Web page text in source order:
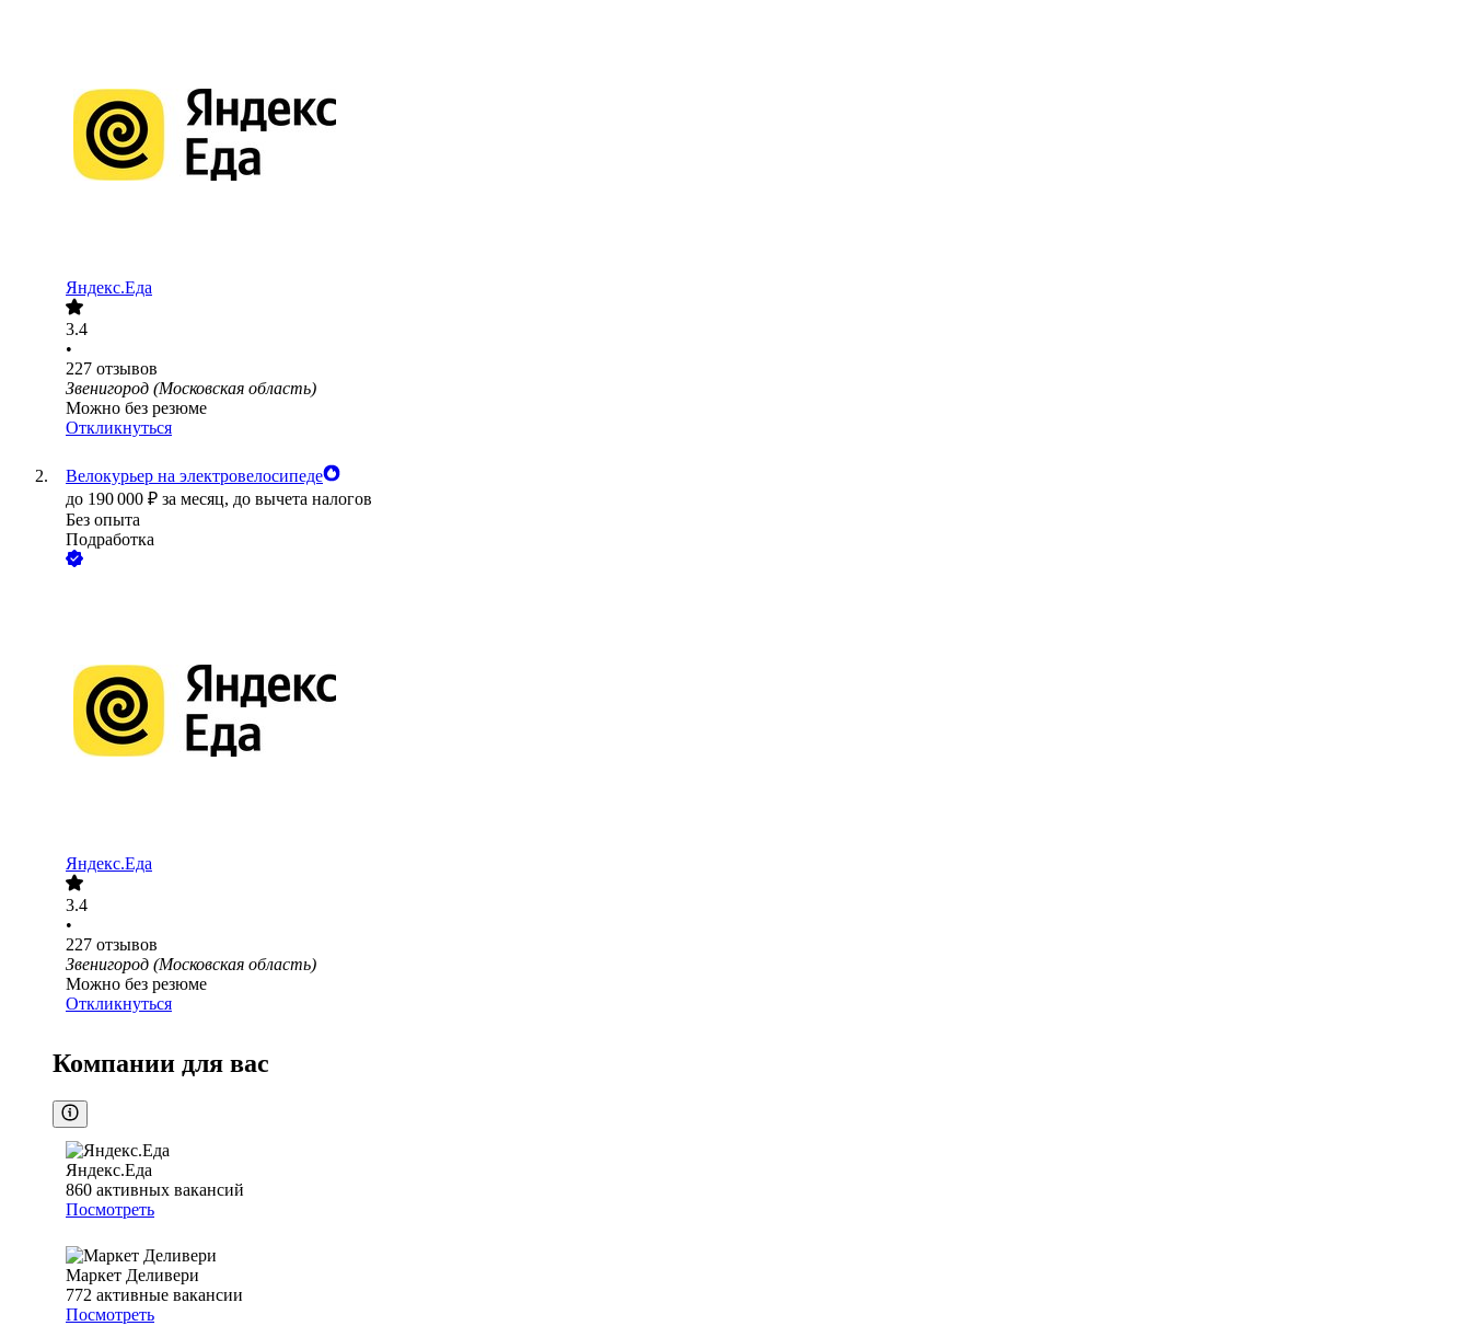
Яндекс.Еда
3.4
•
227 отзывов
Звенигород (Московская область)
Можно без резюме
Откликнуться
Велокурьер на электровелосипеде
до 190 000 ₽ за месяц, до вычета налогов
Без опыта
Подработка
Яндекс.Еда
3.4
•
227 отзывов
Звенигород (Московская область)
Можно без резюме
Откликнуться
Компании для вас
Яндекс.Еда
860 активных вакансий
Посмотреть
Маркет Деливери
772 активные вакансии
Посмотреть